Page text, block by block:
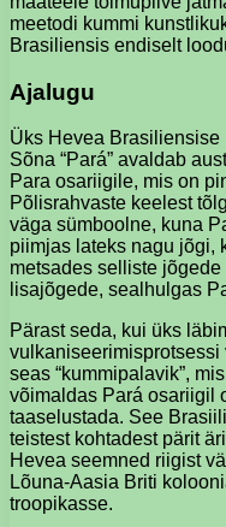
meetodi kummi
Brasiliensis endiselt
Ajalugu
Üks Hevea Brasiliensise
Sõna “Pará” avaldab
Para osariigile, mis on
Põlisrahvaste keelest
väga sümboolne, kuna
piimjas lateks nagu jõgi,
metsades selliste
lisajõgede, sealhulgas
Pärast seda, kui üks
seas “kummipalavik”,
võimaldas Pará osariigil
taaselustada. See
teistest kohtadest pärit
Hevea seemned riigist
Lõuna-Aasia Briti
troopikasse.